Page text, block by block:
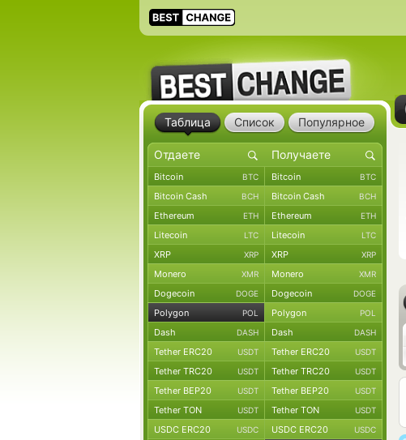
Таблица Список Популярное
Bitcoin BTC Bitcoin BTC
Bitcoin Cash BCH Bitcoin Cash BCH
Ethereum ETH Ethereum ETH
Litecoin LTC Litecoin LTC
XRP XRP XRP XRP
Monero XMR Monero XMR
Dogecoin DOGE Dogecoin DOGE
Polygon POL Polygon POL
Dash DASH Dash DASH
Tether ERC20 USDT Tether ERC20 USDT
Tether TRC20 USDT Tether TRC20 USDT
Tether BEP20 USDT Tether BEP20 USDT
Tether TON USDT Tether TON USDT
USDC ERC20 USDC USDC ERC20 USDC